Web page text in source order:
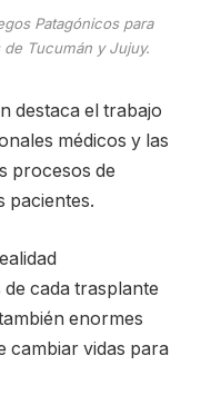
Patagónicos para
Tucumán y Jujuy.
destaca el trabajo
médicos y las
procesos de
pacientes.
cada trasplante
enormes
cambiar vidas para